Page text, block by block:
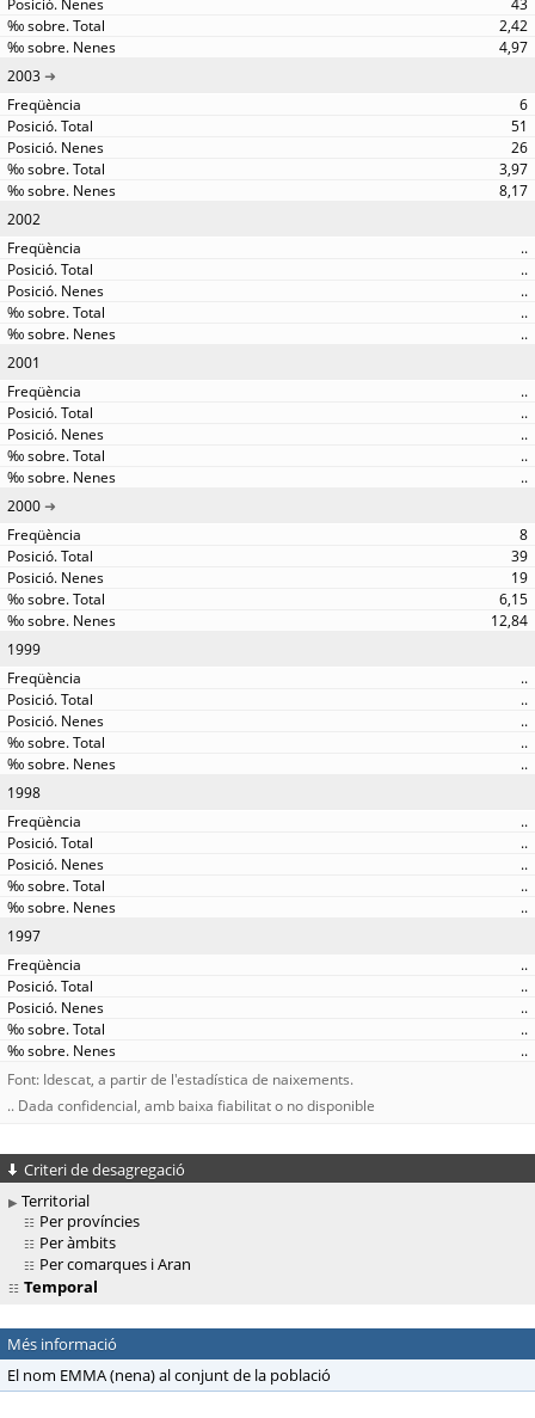
43
2,42
4,97
2003
6
51
26
3,97
8,17
2002
..
..
..
..
..
2001
..
..
..
..
..
2000
8
39
19
6,15
12,84
1999
..
..
..
..
..
1998
..
..
..
..
..
1997
..
..
..
..
..
Font: Idescat, a partir de l'estadística de naixements.
.. Dada confidencial, amb baixa fiabilitat o no disponible
Criteri de desagregació
Territorial
Per províncies
Per àmbits
Per comarques i Aran
Temporal
Més informació
El nom EMMA (nena) al conjunt de la població